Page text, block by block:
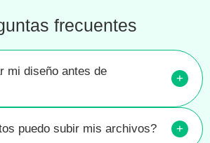
frecuentes
mi diseño antes de
+
puedo subir mis archivos? +